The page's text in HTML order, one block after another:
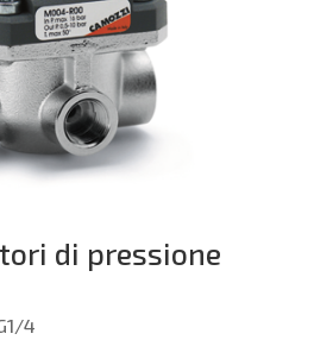
di pressione
4